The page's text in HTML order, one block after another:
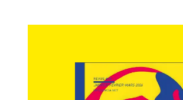
On apprend ainsi
publicité durent 3 h
streaming à